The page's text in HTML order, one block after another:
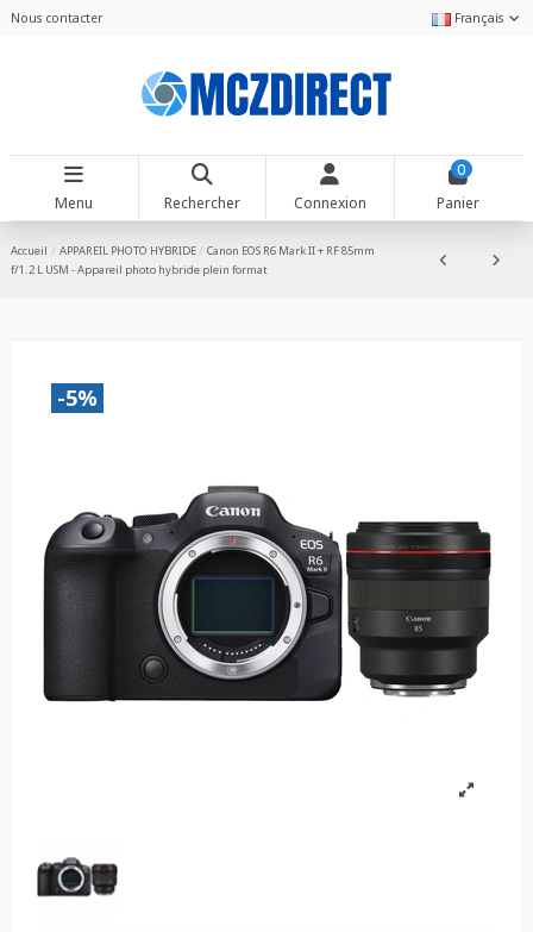
Nous contacter Français
Menu Rechercher Connexion
0
Panier
Accueil APPAREIL PHOTO HYBRIDE
Canon EOS R6 Mark II + RF 85mm
f/1.2 L USM - Appareil photo hybride plein format
-5%